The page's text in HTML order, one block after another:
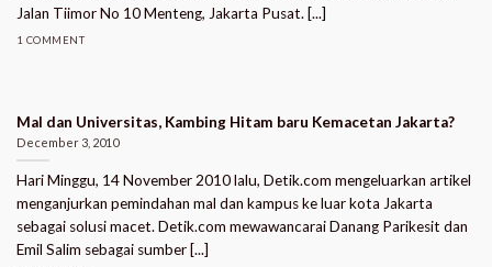
Jalan Tiimor No 10 Menteng, Jakarta Pusat. [...]
1 COMMENT
Mal dan Universitas, Kambing Hitam baru Kemacetan Jakarta?
December 3, 2010
Hari Minggu, 14 November 2010 lalu, Detik.com mengeluarkan artikel
menganjurkan pemindahan mal dan kampus ke luar kota Jakarta
sebagai solusi macet. Detik.com mewawancarai Danang Parikesit dan
Emil Salim sebagai sumber [...]